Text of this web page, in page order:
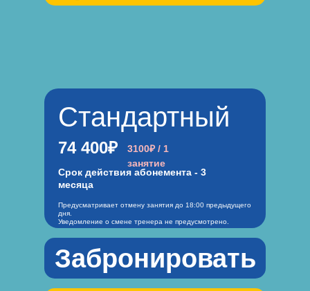
Предусматривает отмену занятия до 18:00 предыдущего
дня.
Уведомление о смене тренера не предусмотрено.
74 400₽
Срок действия абонемента - 3
месяца
3100₽ / 1
занятие
Стандартный
Забронировать